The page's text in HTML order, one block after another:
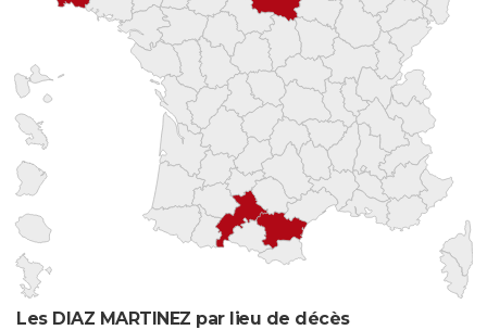
Les DIAZ MARTINEZ par lieu de décès